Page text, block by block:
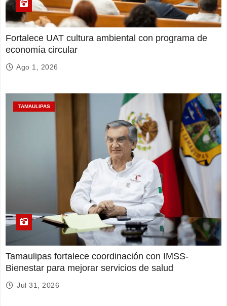
Fortalece UAT cultura ambiental con programa de
economía circular
Ago 1, 2026
TAMAULIPAS
Tamaulipas fortalece coordinación con IMSS-
Bienestar para mejorar servicios de salud
Jul 31, 2026